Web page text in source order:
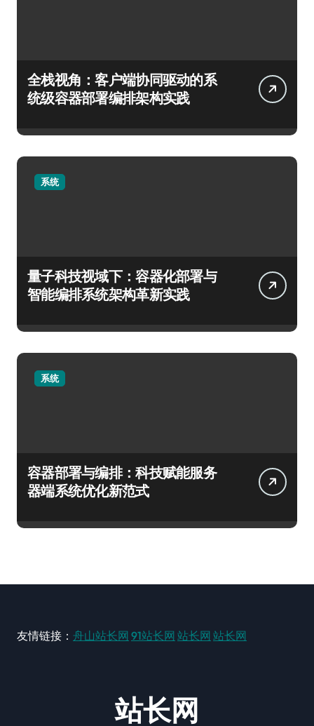
全栈视角：客户端协同驱动的系
统级容器部署编排架构实践
系统
量子科技视域下：容器化部署与
智能编排系统架构革新实践
系统
容器部署与编排：科技赋能服务
器端系统优化新范式
友情链接： 舟山站长网 91站长网 站长网 站长网
站长网